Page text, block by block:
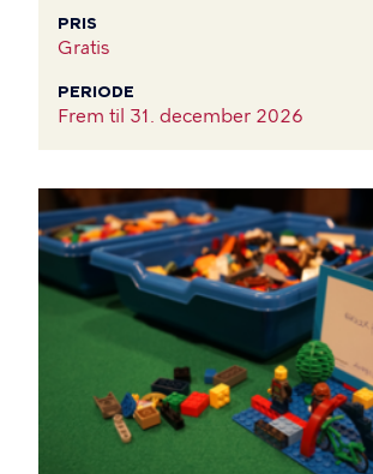
PRIS
Gratis
PERIODE
Frem til 31. december 2026
BILLEDE